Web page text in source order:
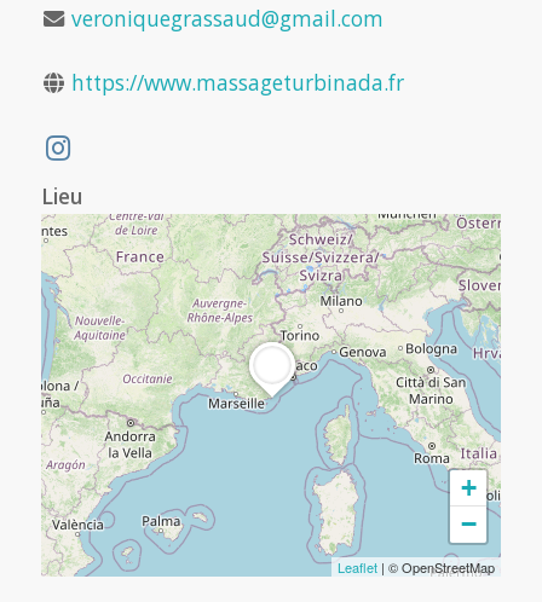
veroniquegrassaud@gmail.com
https://www.massageturbinada.fr
Lieu
+
−
Leaflet | © OpenStreetMap